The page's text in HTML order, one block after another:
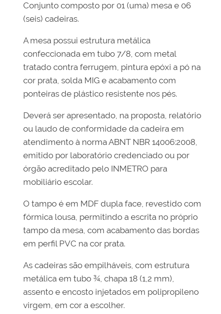
Conjunto composto por 01 (uma) mesa e 06
(seis) cadeiras.
A mesa possui estrutura metálica
confeccionada em tubo 7/8, com metal
tratado contra ferrugem, pintura epóxi a pó na
cor prata, solda MIG e acabamento com
ponteiras de plástico resistente nos pés.
Deverá ser apresentado, na proposta, relatório
ou laudo de conformidade da cadeira em
atendimento à norma ABNT NBR 14006:2008,
emitido por laboratório credenciado ou por
órgão acreditado pelo INMETRO para
mobiliário escolar.
O tampo é em MDF dupla face, revestido com
fórmica lousa, permitindo a escrita no próprio
tampo da mesa, com acabamento das bordas
em perfil PVC na cor prata.
As cadeiras são empilháveis, com estrutura
metálica em tubo ¾, chapa 18 (1,2 mm),
assento e encosto injetados em polipropileno
virgem, em cor a escolher.